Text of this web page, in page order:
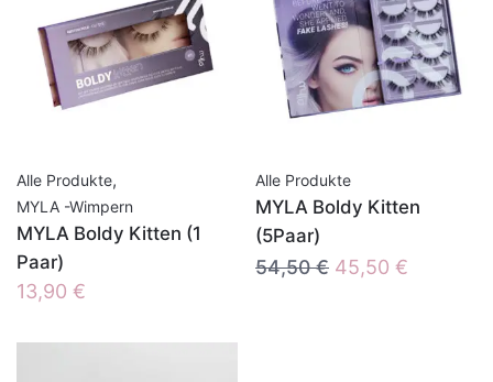
Alle Produkte,
MYLA -Wimpern
MYLA Boldy Kitten (1
Paar)
13,90 €
Alle Produkte
MYLA Boldy Kitten
(5Paar)
54,50€ Ursprünglicher
45,50 €